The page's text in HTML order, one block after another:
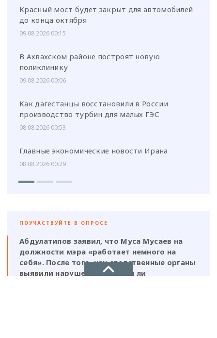
Красный мост будет закрыт для автомобилей
до конца октября
09.08.2026 00:15
В Ахвахском районе построят новую
поликлинику
09.08.2026 00:06
Как дагестанцы восстановили в России
производство турбин для малых ГЭС
08.08.2026 00:53
Главные экономические новости Ирана
08.08.2026 00:29
ПОУЧАСТВУЙТЕ В ОПРОСЕ
Абдулатипов заявил, что Муса Мусаев на
должности мэра «работает немного на
себя». После того, как следственные органы
выявили нарушения, должен ли